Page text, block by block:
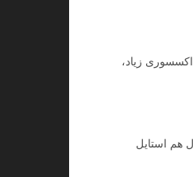
زیاد،
مدل هم استایل